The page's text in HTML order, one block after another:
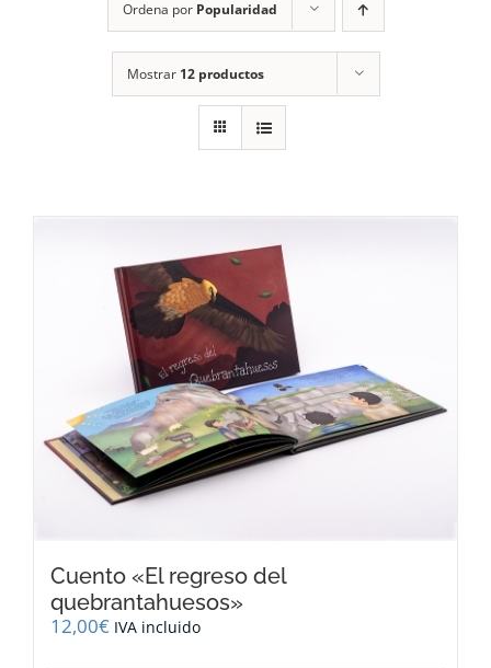
CONTACTO
Ordena por Popularidad
Mostrar 12 productos
Cuento «El regreso del
quebrantahuesos»
12,00€ IVA incluido